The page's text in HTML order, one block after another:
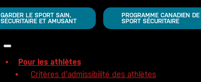
GARDER LE SPORT SAIN,
SÉCURITAIRE ET AMUSANT
PROGRAMME CANADIEN DE
SPORT SÉCURITAIRE
Pour les athlètes
Critères dʼadmissibilité des athlètes